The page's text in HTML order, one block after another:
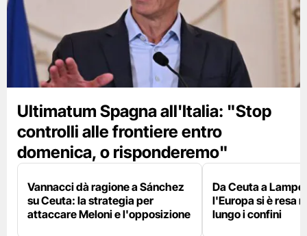
Ultimatum Spagna all'Italia: "Stop
controlli alle frontiere entro
domenica, o risponderemo"
Vannacci dà ragione a Sánchez
su Ceuta: la strategia per
attaccare Meloni e l'opposizione
Da Ceuta a
l'Europa si è resa
lungo i confini